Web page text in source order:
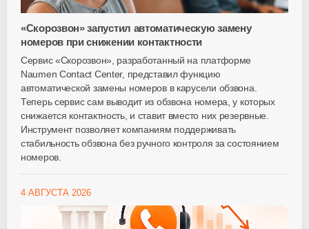
«Скорозвон» запустил автоматическую замену
номеров при снижении контактности
Сервис «Скорозвон», разработанный на платформе
Naumen Contact Center, представил функцию
автоматической замены номеров в карусели обзвона.
Теперь сервис сам выводит из обзвона номера, у которых
снижается контактность, и ставит вместо них резервные.
Инструмент позволяет компаниям поддерживать
стабильность обзвона без ручного контроля за состоянием
номеров.
4 АВГУСТА 2026